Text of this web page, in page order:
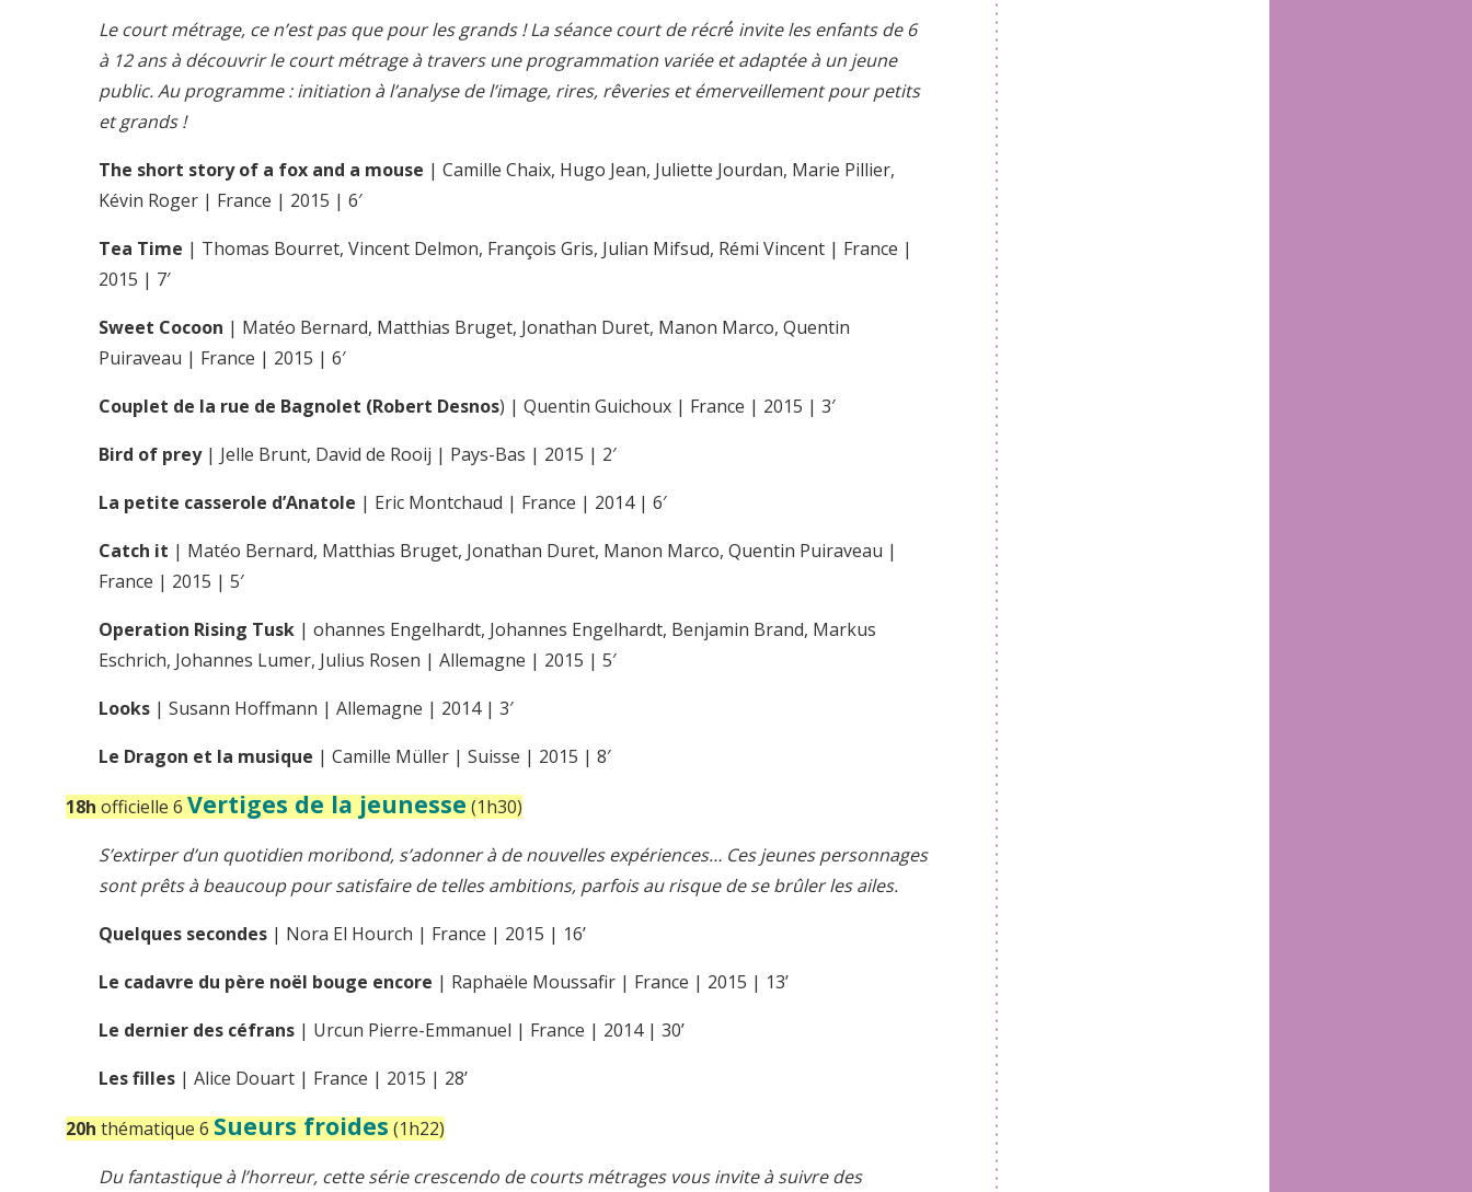
Le court métrage, ce n’est pas que pour les grands ! La séance court de récré́ invite les enfants de 6
à 12 ans à découvrir le court métrage à travers une programmation variée et adaptée à un jeune
public. Au programme : initiation à l’analyse de l’image, rires, rêveries et émerveillement pour petits
et grands !
The short story of a fox and a mouse | Camille Chaix, Hugo Jean, Juliette Jourdan, Marie Pillier,
Kévin Roger | France | 2015 | 6′
Tea Time | Thomas Bourret, Vincent Delmon, François Gris, Julian Mifsud, Rémi Vincent | France |
2015 | 7′
Sweet Cocoon | Matéo Bernard, Matthias Bruget, Jonathan Duret, Manon Marco, Quentin
Puiraveau | France | 2015 | 6′
Couplet de la rue de Bagnolet (Robert Desnos) | Quentin Guichoux | France | 2015 | 3′
Bird of prey| Jelle Brunt, David de Rooij | Pays-Bas | 2015 | 2′
La petite casserole d’Anatole | Eric Montchaud | France | 2014 | 6′
Catch it | Matéo Bernard, Matthias Bruget, Jonathan Duret, Manon Marco, Quentin Puiraveau |
France | 2015 | 5′
Operation Rising Tusk | ohannes Engelhardt, Johannes Engelhardt, Benjamin Brand, Markus
Eschrich, Johannes Lumer, Julius Rosen | Allemagne | 2015 | 5′
Looks | Susann Hoffmann | Allemagne | 2014 | 3′
Le Dragon et la musique | Camille Müller | Suisse | 2015 | 8′
18h officielle 6 Vertiges de la jeunesse(1h30)
S’extirper d’un quotidien moribond, s’adonner à de nouvelles expériences… Ces jeunes personnages
sont prêts à beaucoup pour satisfaire de telles ambitions, parfois au risque de se brûler les ailes.
Quelques secondes | Nora El Hourch | France | 2015 | 16’
Le cadavre du père noël bouge encore | Raphaële Moussafir | France | 2015 | 13’
Le dernier des céfrans | Urcun Pierre-Emmanuel | France | 2014 | 30’
Les filles | Alice Douart | France | 2015 | 28’
20h thématique 6 Sueurs froides(1h22)
Du fantastique à l’horreur, cette série crescendo de courts métrages vous invite à suivre des